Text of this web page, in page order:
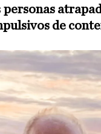
personas
de